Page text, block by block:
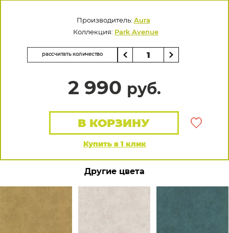
Производитель: Aura
Коллекция: Park Avenue
рассчитать количество
2 990 руб.
Купить в 1 клик
В КОРЗИНУ
Другие цвета